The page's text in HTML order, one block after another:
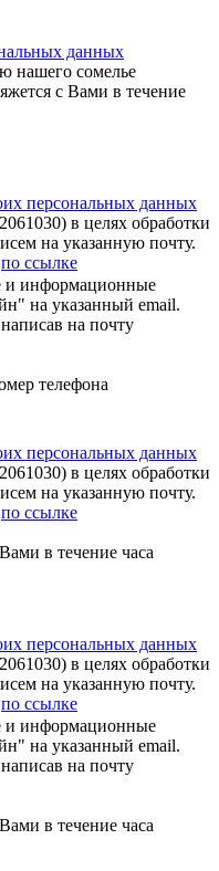
данных
нашего сомелье
с Вами в течение
персональных данных
в целях обработки
на указанную почту.
по ссылке
и информационные
на указанный email.
на почту
телефона
персональных данных
в целях обработки
на указанную почту.
по ссылке
в течение часа
персональных данных
в целях обработки
на указанную почту.
по ссылке
и информационные
на указанный email.
на почту
в течение часа